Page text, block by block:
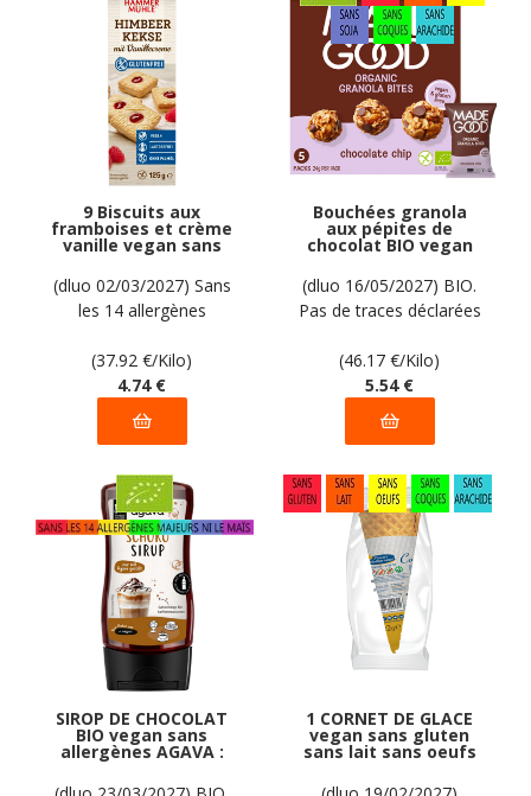
9 Biscuits aux
framboises et crème
vanille vegan sans
allergènes
Hammermülhe : 125
grammes
(dluo 02/03/2027) Sans
les 14 allergènes
(37.92 €/Kilo)
4.74 €
Bouchées granola
aux pépites de
chocolat BIO vegan
sans gluten sans lait
sans oeufs sans
coque sans arachide
MadeGood : 120g
(dluo 16/05/2027) BIO.
Pas de traces déclarées
(46.17 €/Kilo)
5.54 €
SIROP DE CHOCOLAT
BIO vegan sans
allergènes AGAVA :
325 grammes
1 CORNET DE GLACE
vegan sans gluten
sans lait sans oeufs
arachide PIACERI